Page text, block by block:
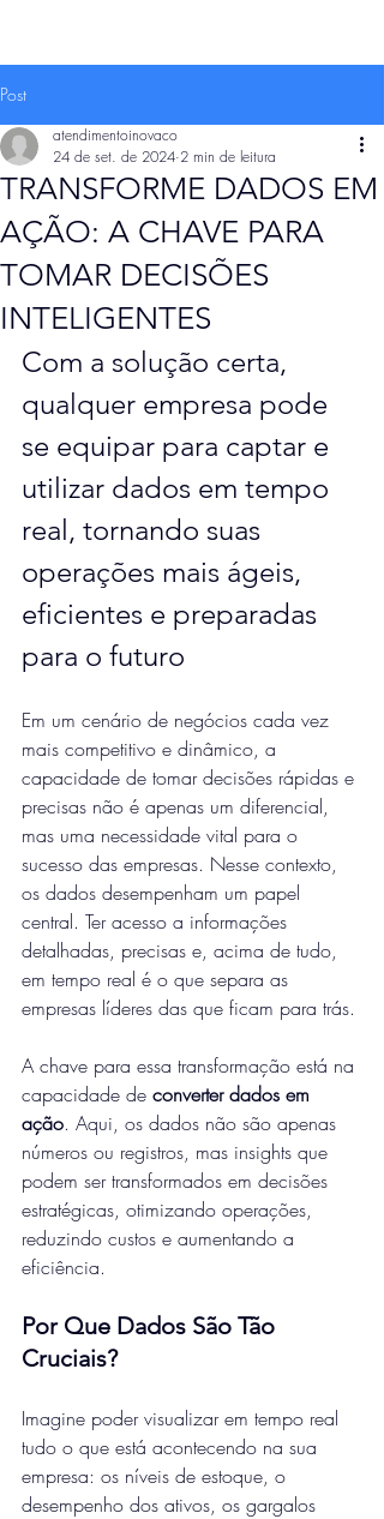
Post
TRANSFORME DADOS EM
AÇÃO: A CHAVE PARA
TOMAR DECISÕES
INTELIGENTES
atendimentoinovaco
24 de set. de 2024 2 min de leitura
Com a solução certa,
qualquer empresa pode
se equipar para captar e
utilizar dados em tempo
real, tornando suas
operações mais ágeis,
eficientes e preparadas
para o futuro
Em um cenário de negócios cada vez
mais competitivo e dinâmico, a
capacidade de tomar decisões rápidas e
precisas não é apenas um diferencial,
mas uma necessidade vital para o
sucesso das empresas. Nesse contexto,
os dados desempenham um papel
central. Ter acesso a informações
detalhadas, precisas e, acima de tudo,
em tempo real é o que separa as
empresas líderes das que ficam para trás.
A chave para essa transformação está na
capacidade de converter dados em
ação. Aqui, os dados não são apenas
números ou registros, mas insights que
podem ser transformados em decisões
estratégicas, otimizando operações,
reduzindo custos e aumentando a
eficiência.
Por Que Dados São Tão
Cruciais?
Imagine poder visualizar em tempo real
tudo o que está acontecendo na sua
empresa: os níveis de estoque, o
desempenho dos ativos, os gargalos